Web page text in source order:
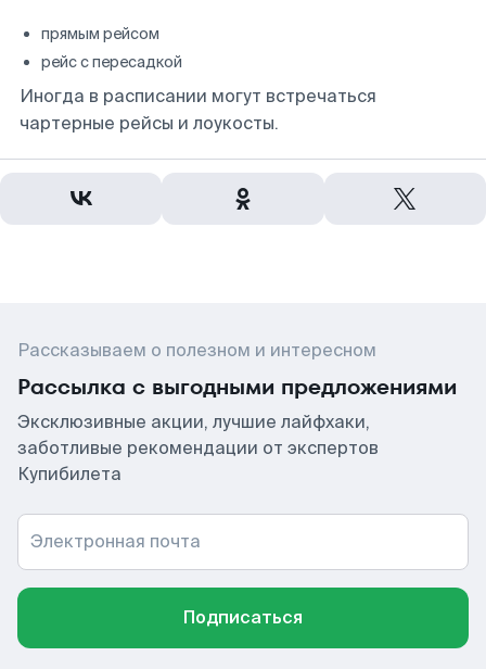
прямым рейсом
рейс с пересадкой
Иногда в расписании могут встречаться
чартерные рейсы и лоукосты.
Рассказываем о полезном и интересном
Рассылка с выгодными предложениями
Эксклюзивные акции, лучшие лайфхаки,
заботливые рекомендации от экспертов
Купибилета
Электронная почта
Подписаться